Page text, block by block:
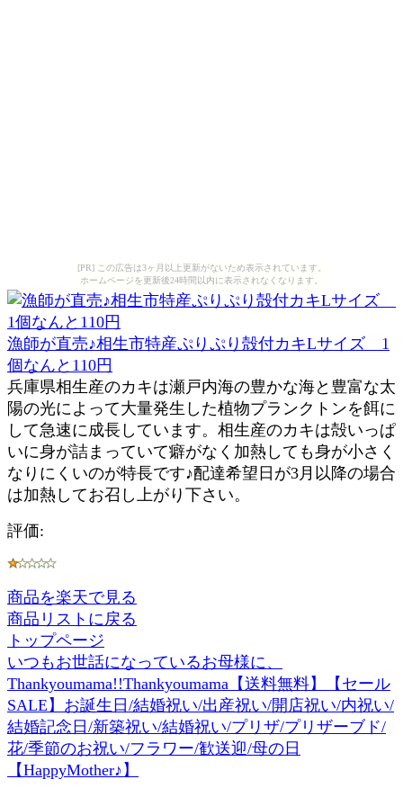
[PR] この広告は3ヶ月以上更新がないため表示されています。
ホームページを更新後24時間以内に表示されなくなります。
漁師が直売♪相生市特産ぷりぷり殻付カキLサイズ 1
個なんと110円
兵庫県相生産のカキは瀬戸内海の豊かな海と豊富な太
陽の光によって大量発生した植物プランクトンを餌に
して急速に成長しています。相生産のカキは殻いっぱ
いに身が詰まっていて癖がなく加熱しても身が小さく
なりにくいのが特長です♪配達希望日が3月以降の場合
は加熱してお召し上がり下さい。
評価:
商品を楽天で見る
商品リストに戻る
トップページ
いつもお世話になっているお母様に、
Thankyoumama!!Thankyoumama【送料無料】【セール
SALE】お誕生日/結婚祝い/出産祝い/開店祝い/内祝い/
結婚記念日/新築祝い/結婚祝い/プリザ/プリザーブド/
花/季節のお祝い/フラワー/歓送迎/母の日
【HappyMother♪】